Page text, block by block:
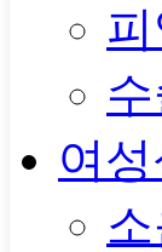
피
여성